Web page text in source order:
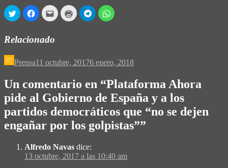
Haz
clic
para
en
Twitter
en
una
Haz
clic
para
Facebook
en
una
Haz
clic
para
un
amigo
en
una
ventana
nueva)
Haz
clic
para
ventana
nueva)
Haz
clic
para
en
una
nueva)
Haz
clic
en
una
nueva)
Relacionado
Prensa11 octubre, 20176 enero, 2018
Un comentario en “Plataforma Ahora
pide al Gobierno de España y a los
partidos democráticos que “no se dejen
engañar por los golpistas””
Alfredo Navas dice:
13 octubre, 2017 a las 10:40 am